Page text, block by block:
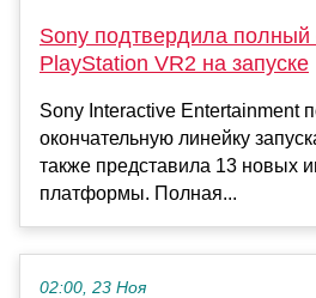
Sony подтвердила полный
PlayStation VR2 на запуске
Sony Interactive Entertainment
окончательную линейку
также представила 13 новых
платформы. Полная...
02:00, 23 Ноя